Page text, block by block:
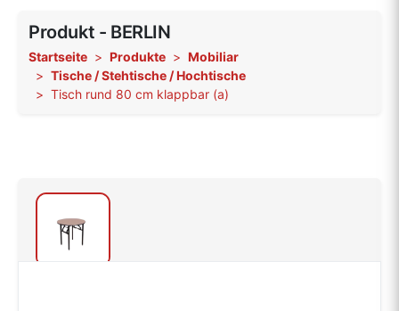
Produkt - BERLIN
Startseite Produkte
Mobiliar
Tische / Stehtische / Hochtische
Tisch rund 80 cm klappbar (a)